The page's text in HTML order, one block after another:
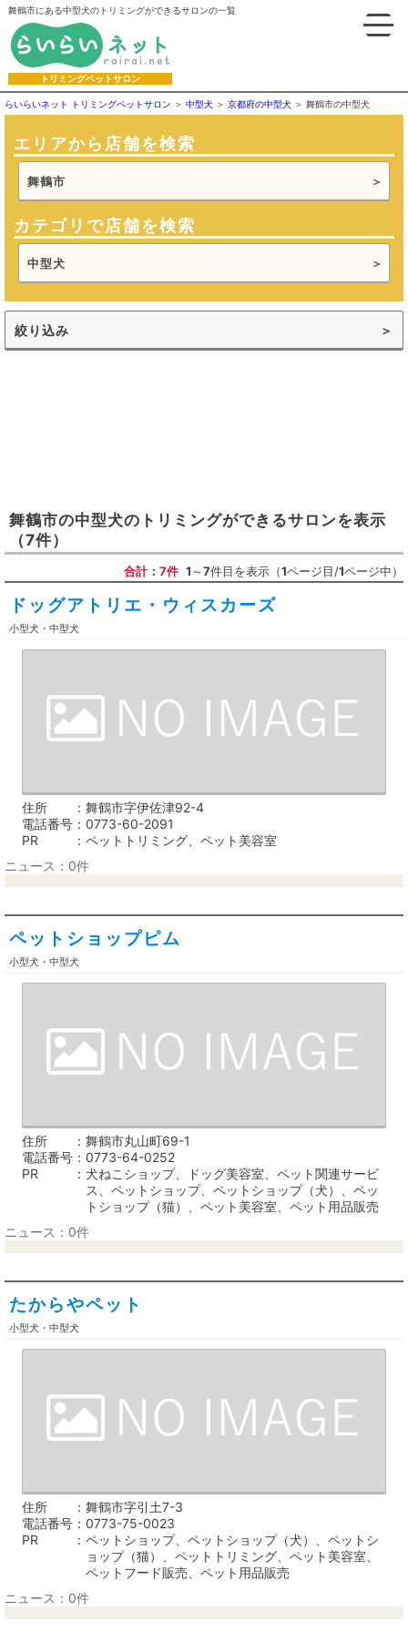
舞鶴市にある中型犬のトリミングができるサロンの一覧
トリミングペットサロン
らいらいネット トリミングペットサロン 中型犬 京都府の中型犬 舞鶴市の中型犬
エリアから店舗を検索
舞鶴市
カテゴリで店舗を検索
中型犬
絞り込み
舞鶴市の中型犬のトリミングができるサロンを表示
（7件）
合計：7件 1～7件目を表示（1ページ目/1ページ中）
ドッグアトリエ・ウィスカーズ
小型犬・中型犬
住所
舞鶴市字伊佐津92-4
電話番号
0773-60-2091
PR
ペットトリミング、ペット美容室
ニュース：0件
ペットショップピム
小型犬・中型犬
住所
舞鶴市丸山町69-1
電話番号
0773-64-0252
PR
犬ねこショップ、ドッグ美容室、ペット関連サービ
ス、ペットショップ、ペットショップ（犬）、ペッ
トショップ（猫）、ペット美容室、ペット用品販売
ニュース：0件
たからやペット
小型犬・中型犬
住所
舞鶴市字引土7-3
電話番号
0773-75-0023
PR
ペットショップ、ペットショップ（犬）、ペットシ
ョップ（猫）、ペットトリミング、ペット美容室、
ペットフード販売、ペット用品販売
ニュース：0件